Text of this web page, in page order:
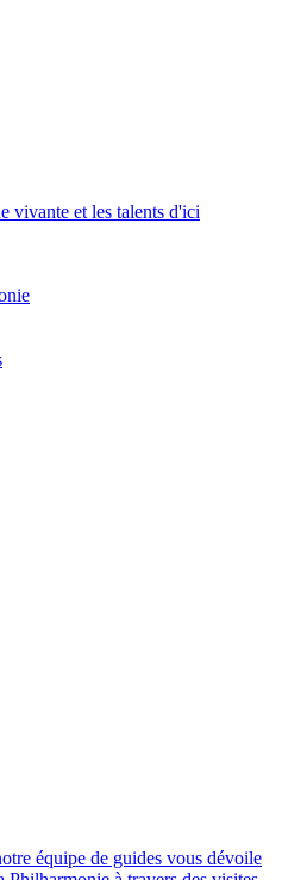
vivante et les talents d'ici
équipe de guides vous dévoile